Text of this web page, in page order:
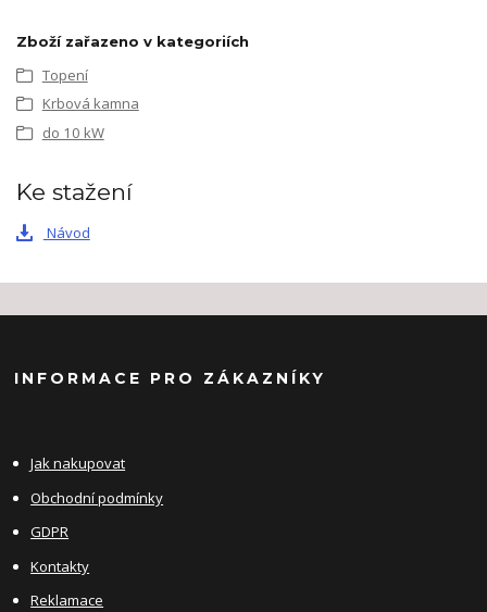
Zboží zařazeno v kategoriích
Topení
Krbová kamna
do 10 kW
Ke stažení
Návod
INFORMACE PRO ZÁKAZNÍKY
Jak nakupovat
Obchodní podmínky
GDPR
Kontakty
Reklamace